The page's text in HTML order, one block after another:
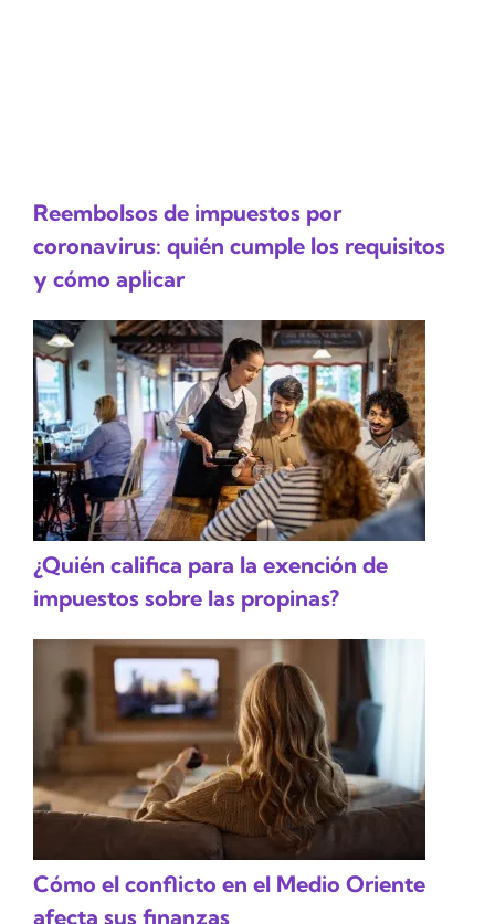
Reembolsos de impuestos por
coronavirus: quién cumple los requisitos
y cómo aplicar
¿Quién califica para la exención de
impuestos sobre las propinas?
Cómo el conflicto en el Medio Oriente
afecta sus finanzas